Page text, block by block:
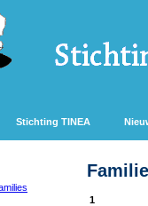
Stichting TINEA
1